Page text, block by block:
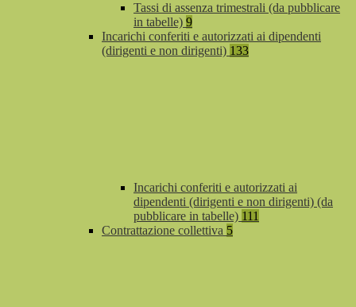
Tassi di assenza trimestrali (da pubblicare
in tabelle) 9
Incarichi conferiti e autorizzati ai dipendenti
(dirigenti e non dirigenti) 133
Incarichi conferiti e autorizzati ai
dipendenti (dirigenti e non dirigenti) (da
pubblicare in tabelle) 111
Contrattazione collettiva 5